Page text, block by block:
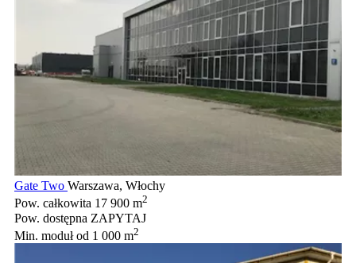
Gate Two Warszawa, Włochy
Pow. całkowita 17 900 m2
Pow. dostępna ZAPYTAJ
Min. modułod 1 000 m2